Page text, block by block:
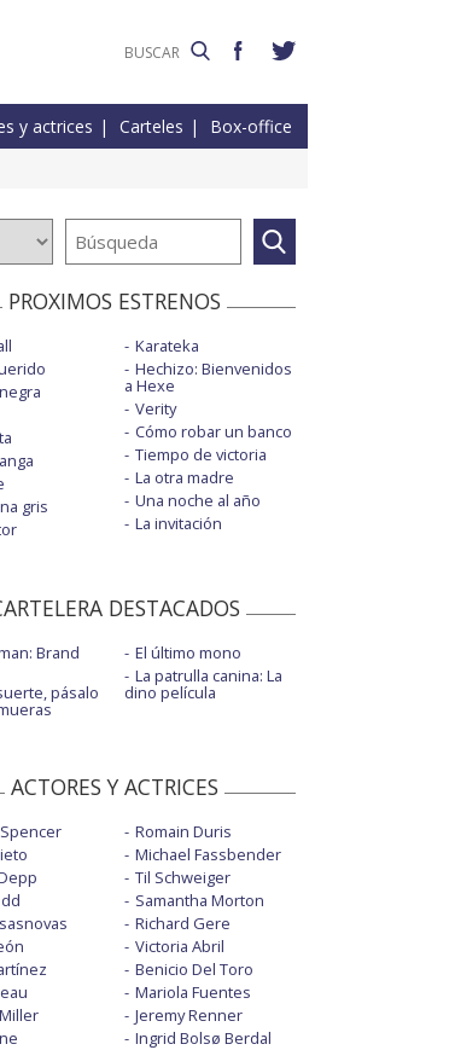
y actrices Carteles Box-office
PROXIMOS ESTRENOS
gris
Karateka
Hechizo: Bienvenidos
a Hexe
Verity
Cómo robar un banco
Tiempo de victoria
La otra madre
Una noche al año
La invitación
DESTACADOS
Brand
pásalo
El último mono
La patrulla canina: La
dino película
ACTORES Y ACTRICES
Romain Duris
Michael Fassbender
Til Schweiger
Samantha Morton
Richard Gere
Victoria Abril
Benicio Del Toro
Mariola Fuentes
Jeremy Renner
Ingrid Bolsø Berdal